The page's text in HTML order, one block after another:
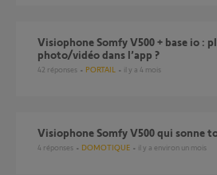
Visiophone Somfy V500 + base io : plus de vignettes
photo/vidéo dans l’app ?
42 réponses PORTAIL il y a 4 mois
Visiophone Somfy V500 qui sonne
4 réponses DOMOTIQUE il y a environ un mois